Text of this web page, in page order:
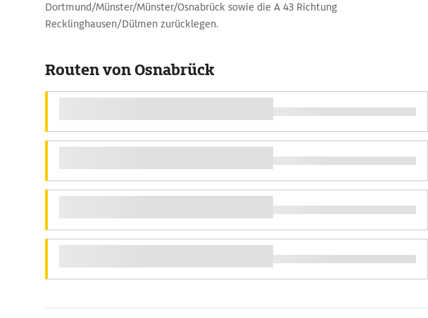
Dortmund/Münster/Münster/Osnabrück sowie die A 43 Richtung
Recklinghausen/Dülmen zurücklegen.
Routen von Osnabrück